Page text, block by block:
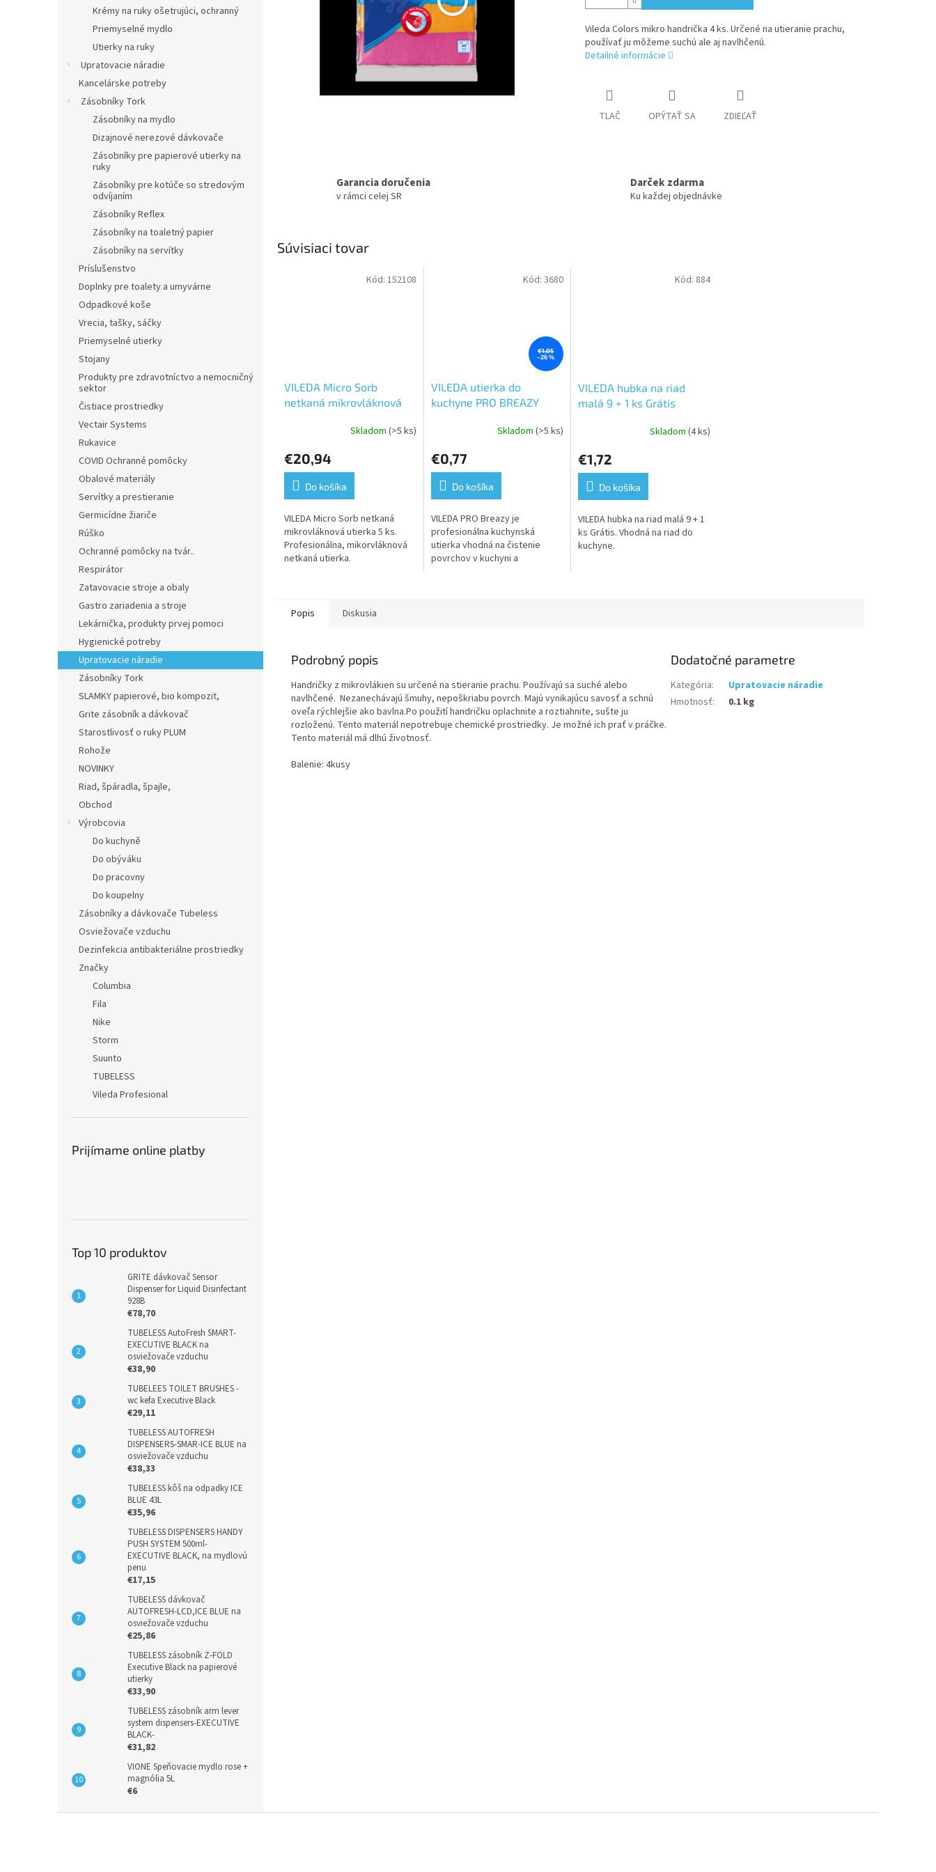
Krémy na ruky ošetrujúci, ochranný
Priemyselné mydlo
Utierky na ruky
Upratovacie náradie
Kancelárske potreby
Zásobníky Tork
Zásobníky na mydlo
Dizajnové nerezové dávkovače
Zásobníky pre papierové utierky na
ruky
Zásobníky pre kotúče so stredovým
odvíjaním
Zásobníky Reflex
Zásobníky na toaletný papier
Zásobníky na servítky
Príslušenstvo
Doplnky pre toalety a umyvárne
Odpadkové koše
Vrecia, tašky, sáčky
Priemyselné utierky
Stojany
Produkty pre zdravotníctvo a nemocničný
sektor
Čistiace prostriedky
Vectair Systems
Rukavice
COVID Ochranné pomôcky
Obalové materiály
Servítky a prestieranie
Germicídne žiariče
Rúško
Ochranné pomôcky na tvár..
Respirátor
Zatavovacie stroje a obaly
Gastro zariadenia a stroje
Lekárnička, produkty prvej pomoci
Hygienické potreby
Upratovacie náradie
Zásobníky Tork
SLAMKY papierové, bio kompozit,
Grite zásobník a dávkovač
Starostlivosť o ruky PLUM
Rohože
NOVINKY
Riad, špáradla, špajle,
Obchod
Výrobcovia
Do kuchyně
Do obýváku
Do pracovny
Do koupelny
Zásobníky a dávkovače Tubeless
Osviežovače vzduchu
Dezinfekcia antibakteriálne prostriedky
Značky
Columbia
Fila
Nike
Storm
Suunto
TUBELESS
Vileda Profesional
Prijímame online platby
Top 10 produktov
GRITE dávkovač Sensor
Dispenser for Liquid Disinfectant
928B
€78,70
TUBELESS AutoFresh SMART-
EXECUTIVE BLACK na
osviežovače vzduchu
€38,90
TUBELEES TOILET BRUSHES -
wc kefa Executive Black
€29,11
TUBELESS AUTOFRESH
DISPENSERS-SMAR-ICE BLUE na
osviežovače vzduchu
€38,33
TUBELESS kôš na odpadky ICE
BLUE 43L
€35,96
TUBELESS DISPENSERS HANDY
PUSH SYSTEM 500ml-
EXECUTIVE BLACK, na mydlovú
penu
€17,15
TUBELESS dávkovač
AUTOFRESH-LCD,ICE BLUE na
osviežovače vzduchu
€25,86
TUBELESS zásobník Z-FOLD
Executive Black na papierové
utierky
€33,90
TUBELESS zásobník arm lever
system dispensers-EXECUTIVE
BLACK-
€31,82
VIONE Speňovacie mydlo rose +
magnólia 5L
€6
Vileda Colors mikro handrička 4 ks. Určené na utieranie prachu,
používať ju môžeme suchú ale aj navlhčenú.
Detailné informácie
TLAČ OPÝTAŤ SA ZDIEĽAŤ
Garancia doručenia
v rámci celej SR
Darček zdarma
Ku každej objednávke
Súvisiaci tovar
VILEDA Micro Sorb
netkaná mikrovláknová
Skladom (>5 ks)
€20,94
Do košíka
VILEDA Micro Sorb netkaná
mikrovláknová utierka 5 ks.
Profesionálna, mikorvláknová
netkaná utierka.
Kód: 152108
€1,05
–26 %
VILEDA utierka do
kuchyne PRO BREAZY
produktu
je
5,0
z
5
hviezdičiek.
Skladom (>5 ks)
€0,77
Do košíka
VILEDA PRO Breazy je
profesionálna kuchynská
utierka vhodná na čistenie
povrchov v kuchyni a
Kód: 3680
VILEDA hubka na riad
malá 9 + 1 ks Grátis
Skladom(4 ks)
€1,72
Do košíka
VILEDA hubka na riad malá 9 + 1
ks Grátis. Vhodná na riad do
kuchyne.
Kód: 884
Popis Diskusia
Podrobný popis
Handričky z mikrovlákien su určené na stieranie prachu. Používajú sa suché alebo
navlhčené. Nezanechávajú šmuhy, nepoškriabu povrch. Majú vynikajúcu savosť a schnú
oveľa rýchlejšie ako bavlna.Po použití handričku oplachnite a roztiahnite, sušte ju
rozloženú. Tento materiál nepotrebuje chemické prostriedky. Je možné ich prať v práčke.
Tento materiál má dlhú životnosť.
Balenie: 4kusy
Dodatočné parametre
Kategória:
Upratovacie náradie
Hmotnosť: 0.1 kg